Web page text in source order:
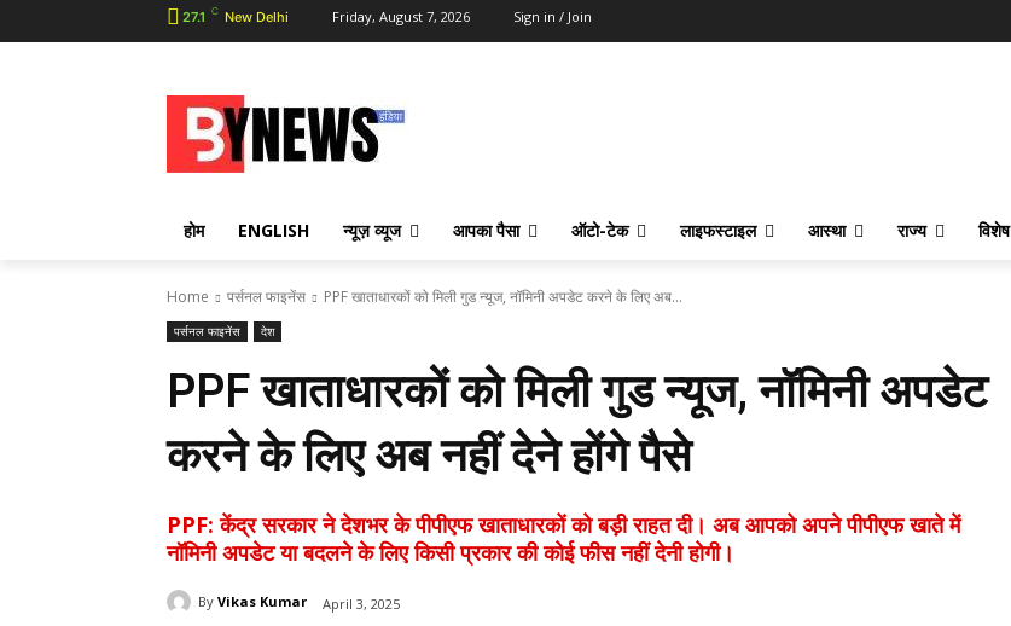
27.1 C New Delhi Friday, August 7, 2026 Sign in / Join
होम ENGLISH न्यूज़ व्यूज आपका पैसा ऑटो-टेक लाइफस्टाइल आस्था राज्य विशेष
Home पर्सनल फाइनेंस PPF खाताधारकों को मिली गुड न्यूज, नॉमिनी अपडेट करने के लिए अब...
पर्सनल फाइनेंस देश
PPF खाताधारकों को मिली गुड न्यूज, नॉमिनी अपडेट
करने के लिए अब नहीं देने होंगे पैसे
PPF: केंद्र सरकार ने देशभर के पीपीएफ खाताधारकों को बड़ी राहत दी। अब आपको अपने पीपीएफ खाते में
नॉमिनी अपडेट या बदलने के लिए किसी प्रकार की कोई फीस नहीं देनी होगी।
By Vikas Kumar April 3, 2025